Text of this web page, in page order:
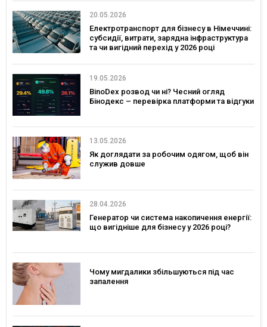
20.05.2026
Електротранспорт для бізнесу в Німеччині:
субсидії, витрати, зарядна інфраструктура
та чи вигідний перехід у 2026 році
19.05.2026
BinoDex розвод чи ні? Чесний огляд
Бінодекс – перевірка платформи та відгуки
13.05.2026
Як доглядати за робочим одягом, щоб він
служив довше
28.04.2026
Генератор чи система накопичення енергії:
що вигідніше для бізнесу у 2026 році?
Чому мигдалики збільшуються під час
запалення